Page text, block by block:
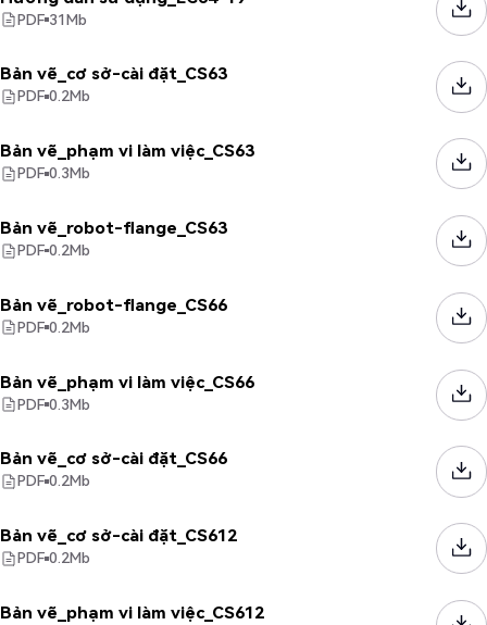
PDF 31Mb
Bản vẽ_cơ sở-cài đặt_CS63
PDF 0.2Mb
Bản vẽ_phạm vi làm việc_CS63
PDF 0.3Mb
Bản vẽ_robot-flange_CS63
PDF 0.2Mb
Bản vẽ_robot-flange_CS66
PDF 0.2Mb
Bản vẽ_phạm vi làm việc_CS66
PDF 0.3Mb
Bản vẽ_cơ sở-cài đặt_CS66
PDF 0.2Mb
Bản vẽ_cơ sở-cài đặt_CS612
PDF 0.2Mb
Bản vẽ_phạm vi làm việc_CS612